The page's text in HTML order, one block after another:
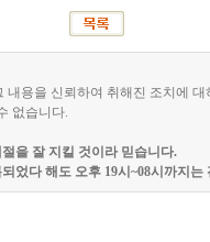
용을 신뢰하여 취해진 조치에
없습니다.
을 잘 지킬 것이라 믿습니다.
었다 해도 오후 19시~08시까지